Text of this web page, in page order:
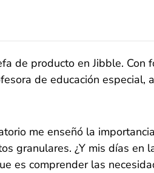
de producto en Jibble. Con
de educación especial,
me enseñó la
granulares. ¿Y mis días en
es comprender las